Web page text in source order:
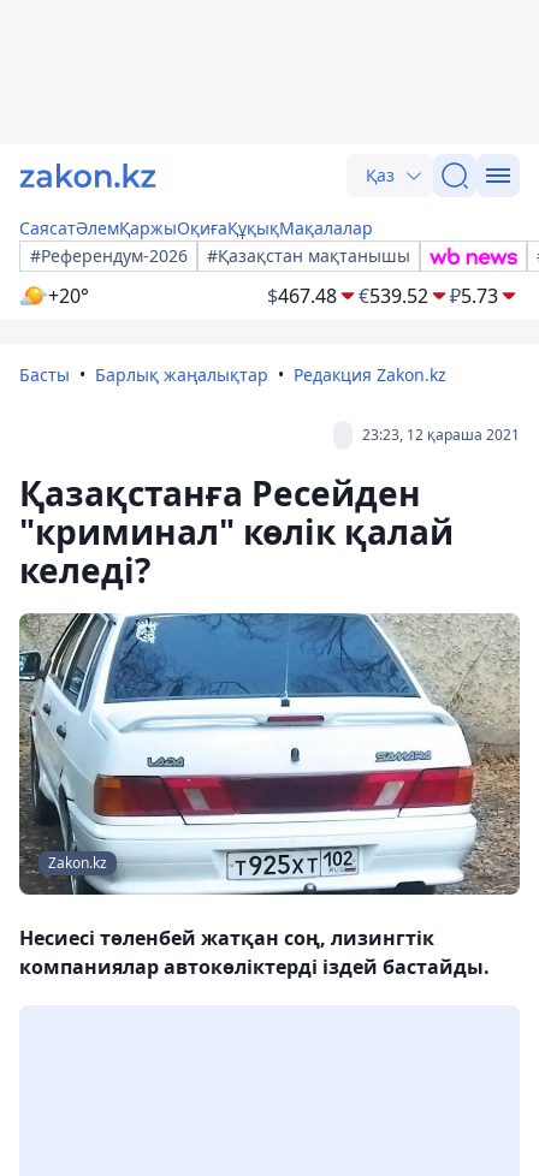
Қаз
СаясатӘлемҚаржыОқиғаҚұқықМақалалар
#Референдум-2026
#Қазақстан мақтанышы
+20° $467.48 €539.52 ₽5.73
Басты Барлық жаңалықтар Редакция Zakon.kz
23:23, 12 қараша 2021
Қазақстанға Ресейден
"криминал" көлік қалай
келеді?
Zakon.kz
Несиесі төленбей жатқан соң, лизингтік
компаниялар автокөліктерді іздей бастайды.